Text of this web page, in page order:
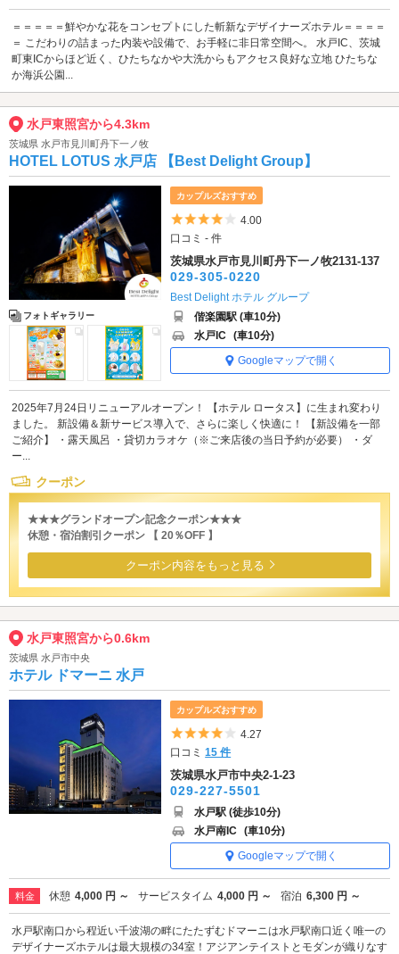
＝＝＝＝＝鮮やかな花をコンセプトにした斬新なデザイナーズホテル＝＝＝＝
＝ こだわりの詰まった内装や設備で、お手軽に非日常空間へ。 水戸IC、茨城
町東ICからほど近く、ひたちなかや大洗からもアクセス良好な立地 ひたちな
か海浜公園...
水戸東照宮から4.3km
茨城県 水戸市見川町丹下一ノ牧
HOTEL LOTUS 水戸店 【Best Delight Group】
フォトギャラリー
カップルズおすすめ
5つ星のうち4
4.00
口コミ - 件
茨城県水戸市見川町丹下一ノ牧2131-137
029-305-0220
Best Delight ホテル グループ
偕楽園駅 (車10分)
水戸IC (車10分)
Googleマップで開く
2025年7月24日リニューアルオープン！ 【ホテル ロータス】に生まれ変わり
ました。 新設備＆新サービス導入で、さらに楽しく快適に！ 【新設備を一部
ご紹介】 ・露天風呂 ・貸切カラオケ（※ご来店後の当日予約が必要） ・ダ
ー...
クーポン
★★★グランドオープン記念クーポン★★★
休憩・宿泊割引クーポン 【 20％OFF 】
クーポン内容をもっと見る
水戸東照宮から0.6km
茨城県 水戸市中央
ホテル ドマーニ 水戸
カップルズおすすめ
5つ星のうち4
4.27
口コミ15 件
茨城県水戸市中央2-1-23
029-227-5501
水戸駅 (徒歩10分)
水戸南IC (車10分)
Googleマップで開く
料金 休憩 4,000 円 ～ サービスタイム 4,000 円 ～ 宿泊 6,300 円 ～
水戸駅南口から程近い千波湖の畔にたたずむドマーニは水戸駅南口近く唯一の
デザイナーズホテルは最大規模の34室！アジアンテイストとモダンが織りなす